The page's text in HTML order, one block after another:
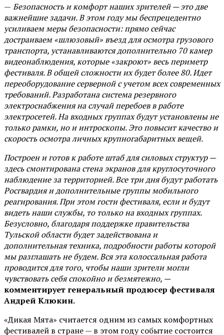
— Безопасность и комфорт наших зрителей — это две
важнейшие задачи. В этом году мы беспрецедентно
усиливаем меры безопасности: прямо сейчас
достраиваем «шлюзовый» въезд для осмотра грузового
транспорта, устанавливаются дополнительно 70 камер
видеонаблюдения, которые «закроют» весь периметр
фестиваля. В общей сложности их будет более 80. Идет
переоборудование серверной с учетом всех современных
требований. Разработана система резервного
электроснабжения на случай перебоев в работе
электросетей. На входных группах будут установлены не
только рамки, но и интроскопы. Это повысит качество и
скорость осмотра личных крупногабаритных вещей.
Построен и готов к работе штаб для силовых структур —
здесь смонтирована стена экранов для круглосуточного
наблюдение за территорией. Все три дня будут работать
Росгвардия и дополнительные группы мобильного
реагирования. При этом гости фестиваля, если и будут
видеть наши службы, то только на входных группах.
Безусловно, благодаря поддержке правительства
Тульской области будет задействована и
дополнительная техника, подробности работы которой
мы разглашать не будем. Вся эта колоссальная работа
проводится для того, чтобы наши зрители могли
чувствовать себя спокойно и безмятежно, —
комментирует генеральный продюсер фестиваля
Андрей Клюкин.
«Дикая Мята» считается одним из самых комфортных
фестивалей в стране — в этом году событие состоится